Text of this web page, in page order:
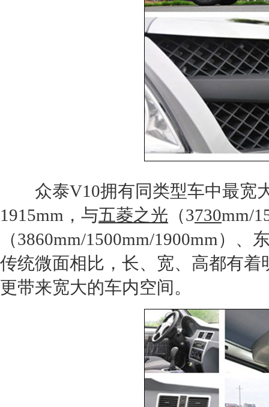
众泰V10拥有同类型车中最宽
1915mm，与五菱之光 （3730mm/
（3860mm/1500mm/1900mm）、
传统微面相比，长、宽、高都有
更带来宽大的车内空间。